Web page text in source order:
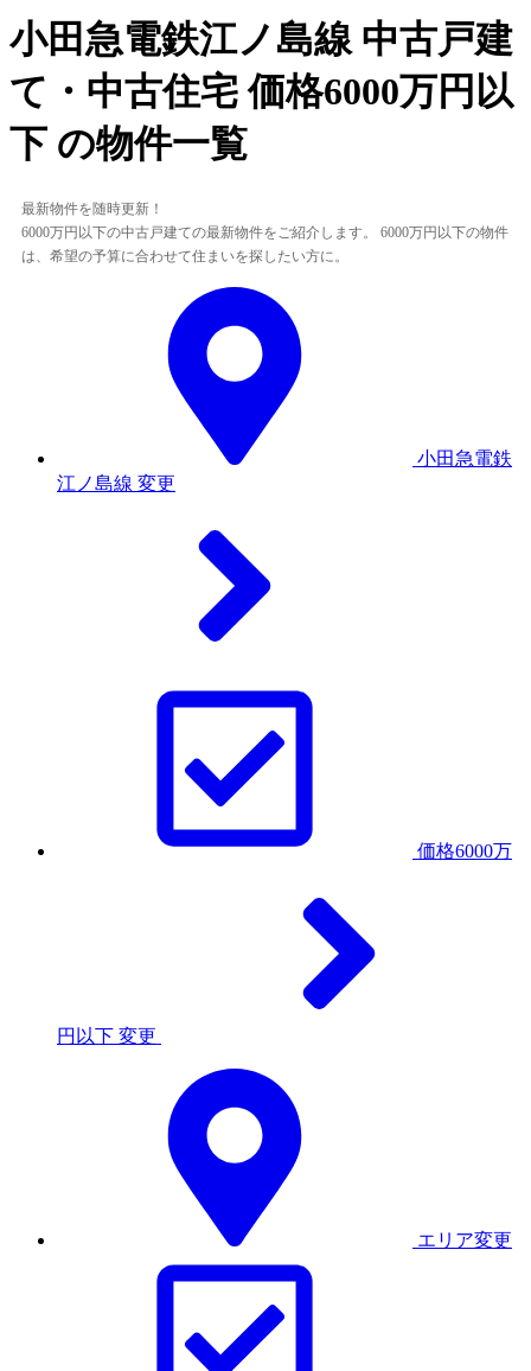
小田急電鉄江ノ島線 中古戸建
て・中古住宅 価格6000万円以
下 の物件一覧
最新物件を随時更新！
6000万円以下の中古戸建ての最新物件をご紹介します。 6000万円以下の物件
は、希望の予算に合わせて住まいを探したい方に。
小田急電鉄
江ノ島線 変更
価格6000万
円以下 変更
エリア変更